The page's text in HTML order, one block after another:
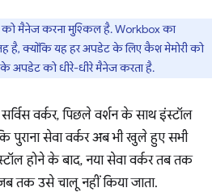
मैनेज करना मुश्किल है. Workbox का
है, क्योंकि यह हर अपडेट के लिए कैश मेमोरी को
के अपडेट को धीरे-धीरे मैनेज करता है.
वर्कर, पिछले वर्शन के साथ इंस्टॉल
पुराना सेवा वर्कर अब भी खुले हुए सभी
होने के बाद, नया सेवा वर्कर तब तक
तक उसे चालू नहीं किया जाता.